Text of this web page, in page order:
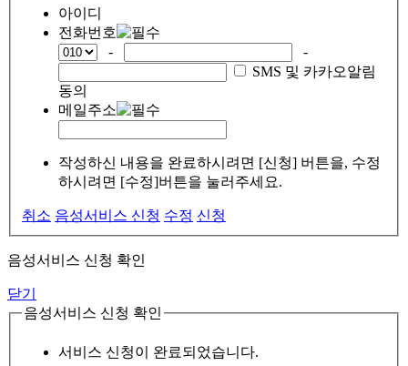
아이디
전화번호
-
-
SMS 및 카카오알림
동의
메일주소
작성하신 내용을 완료하시려면 [신청] 버튼을, 수정
하시려면 [수정]버튼을 눌러주세요.
취소 음성서비스 신청 수정 신청
음성서비스 신청 확인
닫기
음성서비스 신청 확인
서비스 신청이 완료되었습니다.